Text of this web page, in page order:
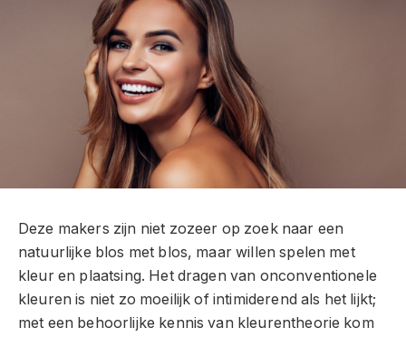
Deze makers zijn niet zozeer op zoek naar een
natuurlijke blos met blos, maar willen spelen met
kleur en plaatsing. Het dragen van onconventionele
kleuren is niet zo moeilijk of intimiderend als het lijkt;
met een behoorlijke kennis van kleurentheorie kom